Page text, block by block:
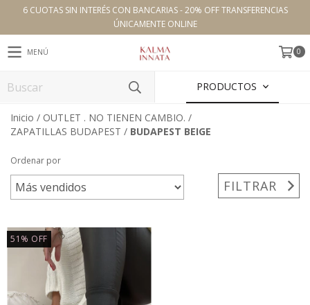
6 CUOTAS SIN INTERÉS CON BANCARIAS - 20% OFF TRANSFERENCIAS
ÚNICAMENTE ONLINE
MENÚ 0
PRODUCTOS
Inicio / OUTLET . NO TIENEN CAMBIO. /
ZAPATILLAS BUDAPEST / BUDAPEST BEIGE
Ordenar por
FILTRAR
51 % OFF